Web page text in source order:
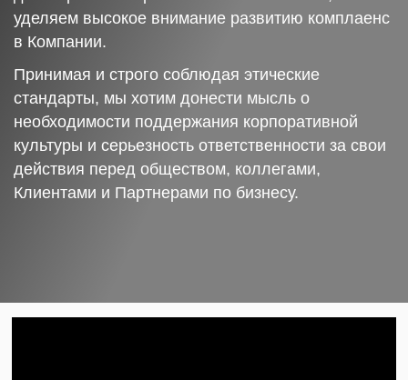
уделяем высокое внимание развитию комплаенс
в Компании.
Принимая и строго соблюдая этические
стандарты, мы хотим донести мысль о
необходимости поддержания корпоративной
культуры и серьезность ответственности за свои
действия перед обществом, коллегами,
Клиентами и Партнерами по бизнесу.